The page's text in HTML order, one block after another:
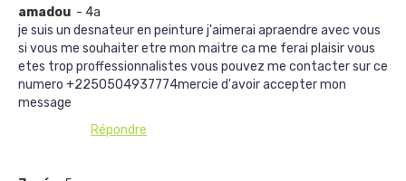
amadou - 4a
je suis un desnateur en peinture j'aimerai apraendre avec vous
si vous me souhaiter etre mon maitre ca me ferai plaisir vous
etes trop proffessionnalistes vous pouvez me contacter sur ce
numero +2250504937774mercie d'avoir accepter mon
message
Répondre